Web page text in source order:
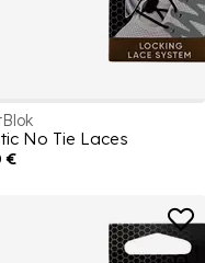
No Tie Laces
€